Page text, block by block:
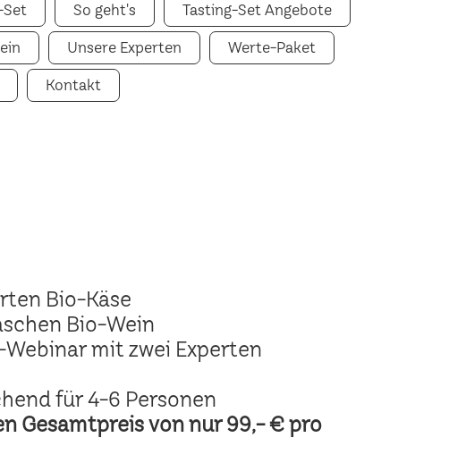
Set So geht's Tasting-Set Angebote
Unsere Experten Werte-Paket
Kontakt
Bio-Käse
Bio-Wein
mit zwei Experten
für 4-6 Personen
Gesamtpreis von nur 99,- € pro